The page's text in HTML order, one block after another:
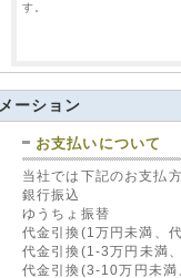
双方向カラー5ボタ
リモコン(VIPER 7945
41,960 円（税込）
す。
ーション
お支払いについて
当社では下記のお支払
銀行振込
ゆうちょ振替
代金引換(1万円未満、
代金引換(1-3万円未満
代金引換(3-10万円未